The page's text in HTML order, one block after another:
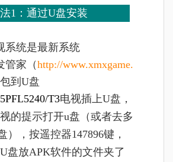
1：通过U盘安装
系统是最新系统
管家（http://www.xmxgame.
到U盘
T3电视插上U盘，
的提示打开u盘（或者去多
），按遥控器147896键，
盘放APK软件的文件夹了